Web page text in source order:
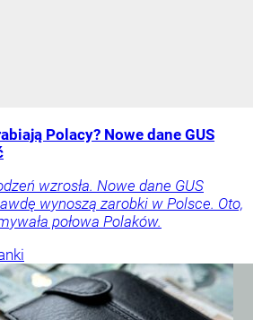
Polacy? Nowe dane GUS
wzrosła. Nowe dane GUS
wynoszą zarobki w Polsce. Oto,
połowa Polaków.